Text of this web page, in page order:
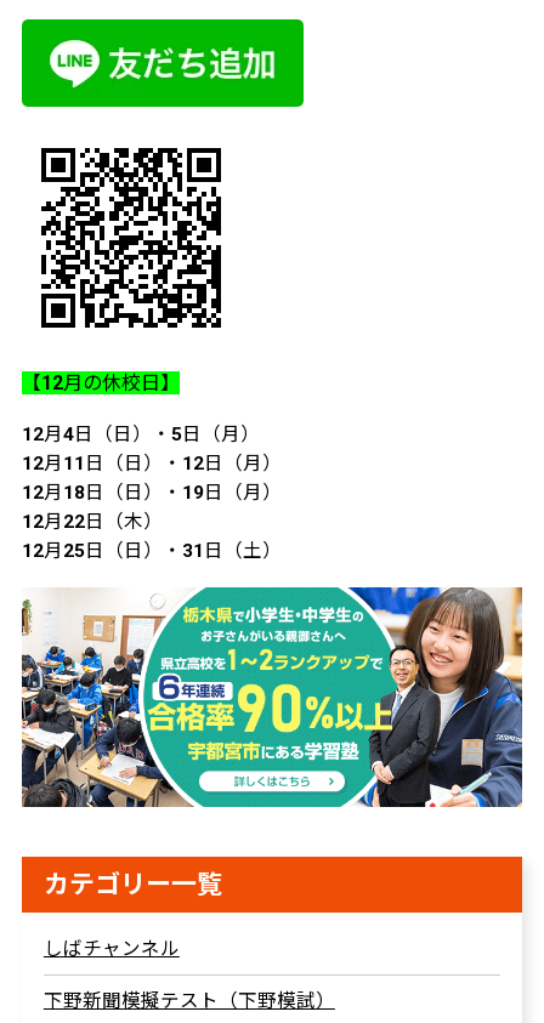
【12月の休校日】
12月4日（日）・5日（月）
12月11日（日）・12日（月）
12月18日（日）・19日（月）
12月22日（木）
12月25日（日）・31日（土）
カテゴリー一覧
しばチャンネル
下野新聞模擬テスト（下野模試）